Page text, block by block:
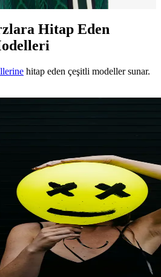
Hitap Eden
hitap eden çeşitli modeller sunar.